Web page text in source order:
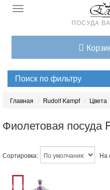
ПОСУДА
Поиск по фильтру
Главная Rudolf Kampf Цвета
Фиолетовая посуда
Сортировка: На
Акция